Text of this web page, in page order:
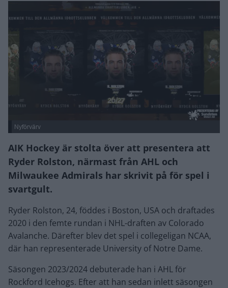
Nyförvärv
AIK Hockey är stolta över att presentera att
Ryder Rolston, närmast från AHL och
Milwaukee Admirals har skrivit på för spel i
svartgult.
Ryder Rolston, 24, föddes i Boston, USA och draftades
2020 i den femte rundan i NHL-draften av Colorado
Avalanche. Därefter blev det spel i collegeligan NCAA,
där han representerade University of Notre Dame.
Säsongen 2023/2024 debuterade han i AHL för
Rockford Icehogs. Efter att han sedan inlett säsongen